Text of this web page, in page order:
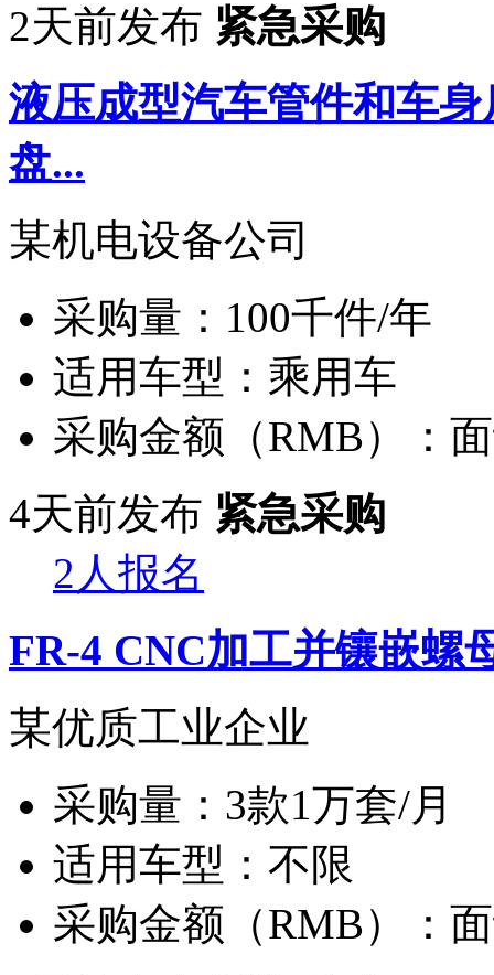
2天前发布 紧急采购
液压成型汽车管件和车
盘...
某机电设备公司
采购量： 100千件/年
适用车型： 乘用车
采购金额（RMB）：
4天前发布 紧急采购
2人报名
FR-4 CNC加工并镶嵌螺
某优质工业企业
采购量： 3款1万套/月
适用车型： 不限
采购金额（RMB）：